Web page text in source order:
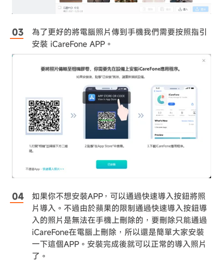
為了更好的將電腦照片傳到手機我們需要按照指引
安裝 iCareFone APP。
如果你不想安裝APP，可以通過快速導入按鈕將照
片導入。不過由於蘋果的限制通過快速導入按鈕導
入的照片是無法在手機上刪除的，要刪除只能通過
iCareFone在電腦上刪除，所以還是簡單大家安裝
一下這個APP。安裝完成後就可以正常的導入照片
了。